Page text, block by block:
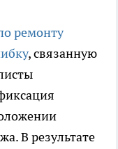
ремонту
, связанную
В результате